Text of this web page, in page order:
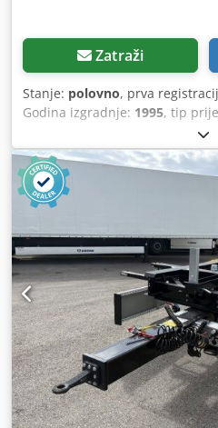
Zatraži
Stanje: polovno, prva
Godina izgradnje: 1995, tip